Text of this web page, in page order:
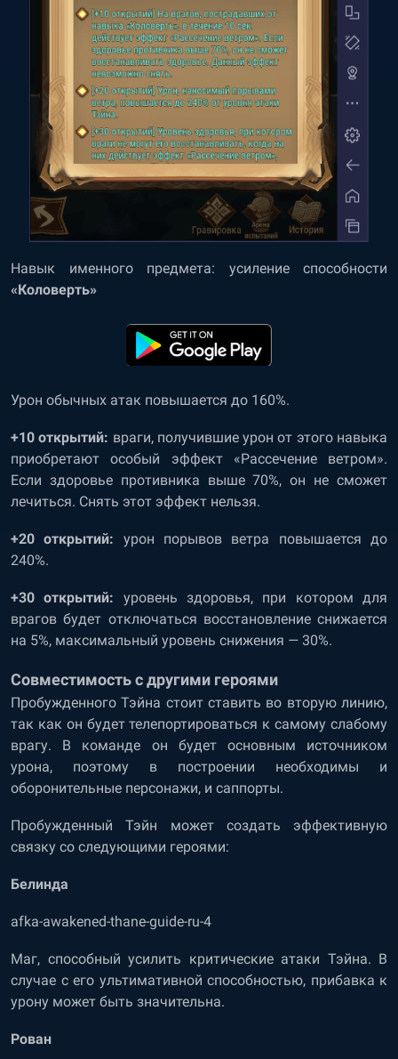
Навык именного предмета: усиление способности
«Коловерть»
Урон обычных атак повышается до 160%.
+10 открытий: враги, получившие урон от этого навыка
приобретают особый эффект «Рассечение ветром».
Если здоровье противника выше 70%, он не сможет
лечиться. Снять этот эффект нельзя.
+20 открытий: урон порывов ветра повышается до
240%.
+30 открытий: уровень здоровья, при котором для
врагов будет отключаться восстановление снижается
на 5%, максимальный уровень снижения — 30%.
Совместимость с другими героями
Пробужденного Тэйна стоит ставить во вторую линию,
так как он будет телепортироваться к самому слабому
врагу. В команде он будет основным источником
урона, поэтому в построении необходимы и
оборонительные персонажи, и саппорты.
Пробужденный Тэйн может создать эффективную
связку со следующими героями:
Белинда
afka-awakened-thane-guide-ru-4
Маг, способный усилить критические атаки Тэйна. В
случае с его ультимативной способностью, прибавка к
урону может быть значительна.
Рован